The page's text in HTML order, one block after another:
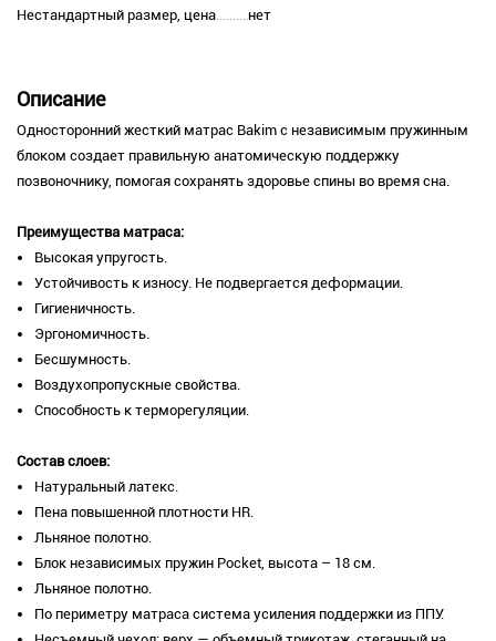
Нестандартный размер, цена
нет
Описание
Односторонний жесткий матрас Bakim с независимым пружинным
блоком создает правильную анатомическую поддержку
позвоночнику, помогая сохранять здоровье спины во время сна.
Преимущества матраса:
Высокая упругость.
Устойчивость к износу. Не подвергается деформации.
Гигиеничность.
Эргономичность.
Бесшумность.
Воздухопропускные свойства.
Способность к терморегуляции.
Состав слоев​:
Натуральный латекс.
Пена повышенной плотности HR.
Льняное полотно.
Блок независимых пружин Pocket, высота – 18 cм.
Льняное полотно.
По периметру матраса система усиления поддержки из ППУ.